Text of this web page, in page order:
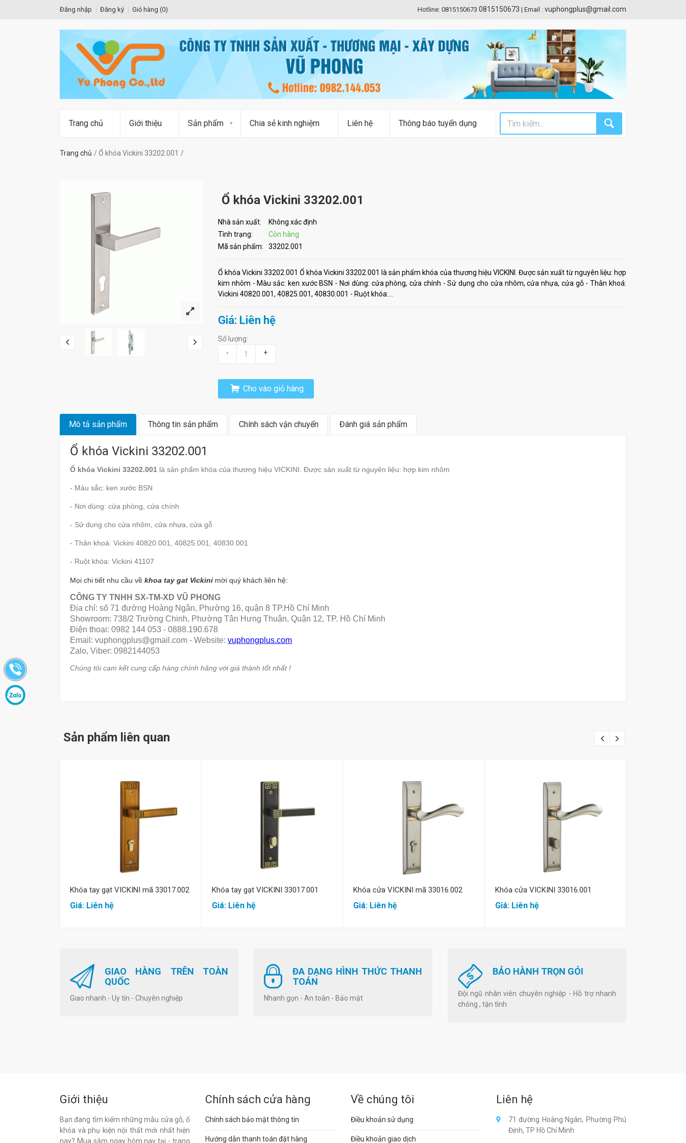
Đăng nhập Đăng ký Giỏ hàng (0) Hotline: 0815150673 0815150673 | Email : vuphongplus@gmail.com
Trang chủ Giới thiệu Sản phẩm Chia sẻ kinh nghiệm Liên hệ Thông báo tuyển dụng
Trang chủ Ổ khóa Vickini 33202.001
Ổ khóa Vickini 33202.001
Nhà sản xuất:
Không xác định
Tình trạng:
Còn hàng
Mã sản phẩm:
33202.001
Ổ khóa Vickini 33202.001 Ổ khóa Vickini 33202.001 là sản phẩm khóa của thương hiệu VICKINI. Được sản xuất từ nguyên liệu: hợp
kim nhôm - Màu sắc: ken xước BSN - Nơi dùng: cửa phòng, cửa chính - Sử dụng cho cửa nhôm, cửa nhựa, cửa gỗ - Thân khoá:
Vickini 40820.001, 40825.001, 40830.001 - Ruột khóa:...
Giá: Liên hệ
Số lượng:
-
+
Cho vào giỏ hàng
Mô tả sản phẩm Thông tin sản phẩm Chính sách vận chuyển Đánh giá sản phẩm
Ổ khóa Vickini 33202.001
Ổ khóa Vickini 33202.001 là sản phẩm khóa của thương hiệu VICKINI. Được sản xuất từ nguyên liệu: hợp kim nhôm
- Màu sắc: ken xước BSN
- Nơi dùng: cửa phòng, cửa chính
- Sử dụng cho cửa nhôm, cửa nhựa, cửa gỗ
- Thân khoá: Vickini 40820.001, 40825.001, 40830.001
- Ruột khóa: Vickini 41107
Mọi chi tiết nhu cầu về khoa tay gat Vickini mời quý khách liên hệ:
CÔNG TY TNHH SX-TM-XD VŨ PHONG
Địa chỉ: số 71 đường Hoàng Ngân, Phường 16, quận 8 TP.Hồ Chí Minh
Showroom: 738/2 Trường Chinh, Phường Tân Hưng Thuận, Quận 12, TP. Hồ Chí Minh
Điện thoại: 0982 144 053 - 0888.190.678
Email: vuphongplus@gmail.com - Website: vuphongplus.com
Zalo, Viber: 0982144053
Chúng tôi cam kết cung cấp hàng chính hãng với giá thành tốt nhất !
Sản phẩm liên quan
Khóa tay gạt VICKINI mã 33017.002
Giá: Liên hệ
Khóa tay gạt VICKINI 33017.001
Giá: Liên hệ
Mua hàng
Khóa cửa VICKINI mã 33016.002
Giá: Liên hệ
Mua hàng
Khóa cửa VICKINI 33016.001
Giá: Liên hệ
GIAO HÀNG TRÊN TOÀN
QUỐC
Giao nhanh - Uy tín - Chuyên nghiệp
ĐA DẠNG HÌNH THỨC THANH
TOÁN
Nhanh gọn - An toàn - Bảo mật
BẢO HÀNH TRỌN GÓI
Đội ngũ nhân viên chuyên nghiệp - Hỗ trợ nhanh
chóng , tận tình
Giới thiệu
Bạn đang tìm kiếm những mẫu cửa gỗ, ổ
khóa và phụ kiện nội thất mới nhất hiện
nay? Mua sắm ngay hôm nay tại - trang
Chính sách cửa hàng
Chính sách bảo mật thông tin
Hướng dẫn thanh toán đặt hàng
Về chúng tôi
Điều khoản sử dụng
Điều khoản giao dịch
Liên hệ
71 đường Hoàng Ngân, Phường Phú
Định, TP Hồ Chí Minh